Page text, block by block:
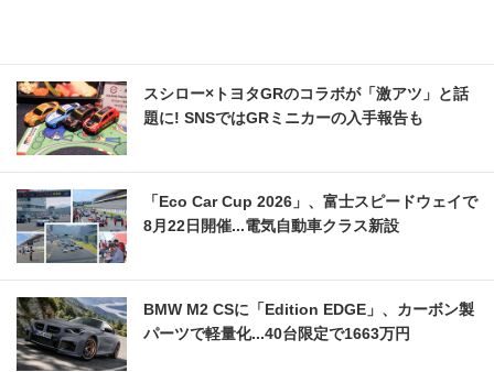
スシロー×トヨタGRのコラボが「激アツ」と話
題に! SNSではGRミニカーの入手報告も
「Eco Car Cup 2026」、富士スピードウェイで
8月22日開催...電気自動車クラス新設
BMW M2 CSに「Edition EDGE」、カーボン製
パーツで軽量化...40台限定で1663万円